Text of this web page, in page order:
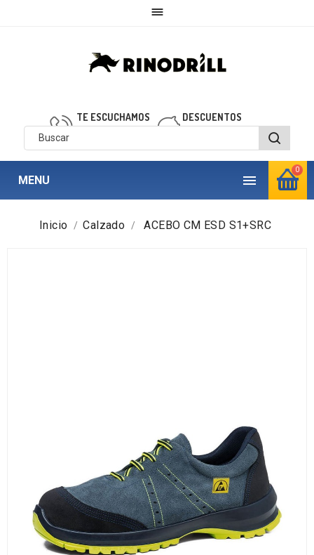

0
TE ESCUCHAMOS
910 850 040
DESCUENTOS
personalizados

MENU
Inicio Calzado ACEBO CM ESD S1+SRC